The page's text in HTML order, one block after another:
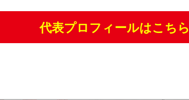
代表プロフィールはこちら